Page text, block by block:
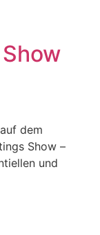
dem
Show –
und